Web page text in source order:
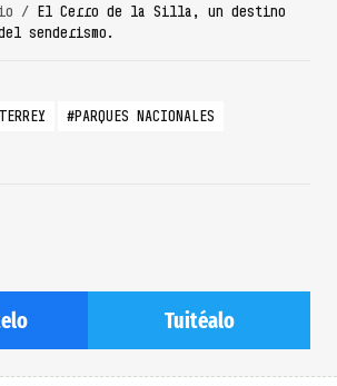
/ El Cerro de la Silla, un destino
senderismo.
PARQUES NACIONALES
Tuitéalo